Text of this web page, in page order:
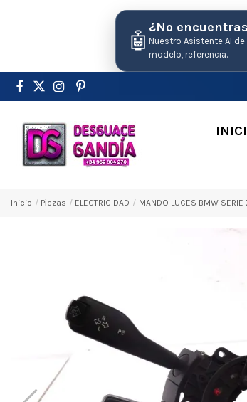
🤖
¿No
Nuestro Asistente AI
modelo, referencia.
Inicio Pіezas ELECTRICIDAD MANDO LUCES BMW